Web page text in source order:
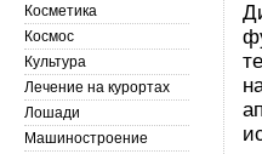
Косметика
Космос
Культура
Лечение на курортах
Лошади
Машиностроение